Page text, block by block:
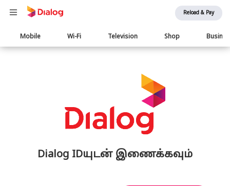
Reload & Pay
Main
navigation
Mobile Wi-Fi Television Shop
Dialog IDயுடன் இணைக்கவும்